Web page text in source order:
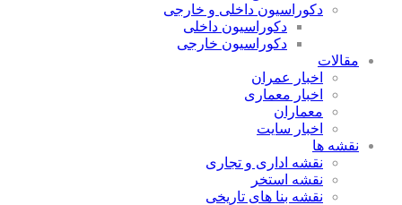
دکوراسیون داخلی و خارجی
دکوراسیون داخلی
دکوراسیون خارجی
مقالات
اخبار عمران
اخبار معماری
معماران
اخبار سایت
نقشه ها
نقشه اداری و تجاری
نقشه استخر
نقشه بنا های تاریخی